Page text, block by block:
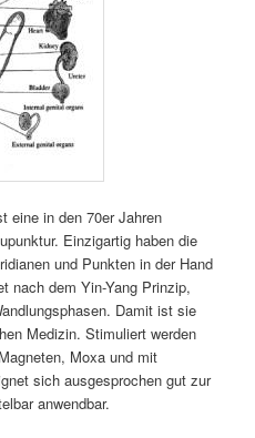
eine in den 70er Jahren
Einzigartig haben die
und Punkten in der Hand
nach dem Yin-Yang Prinzip,
Damit ist sie
Medizin. Stimuliert werden
Moxa und mit
sich ausgesprochen gut zur
anwendbar.